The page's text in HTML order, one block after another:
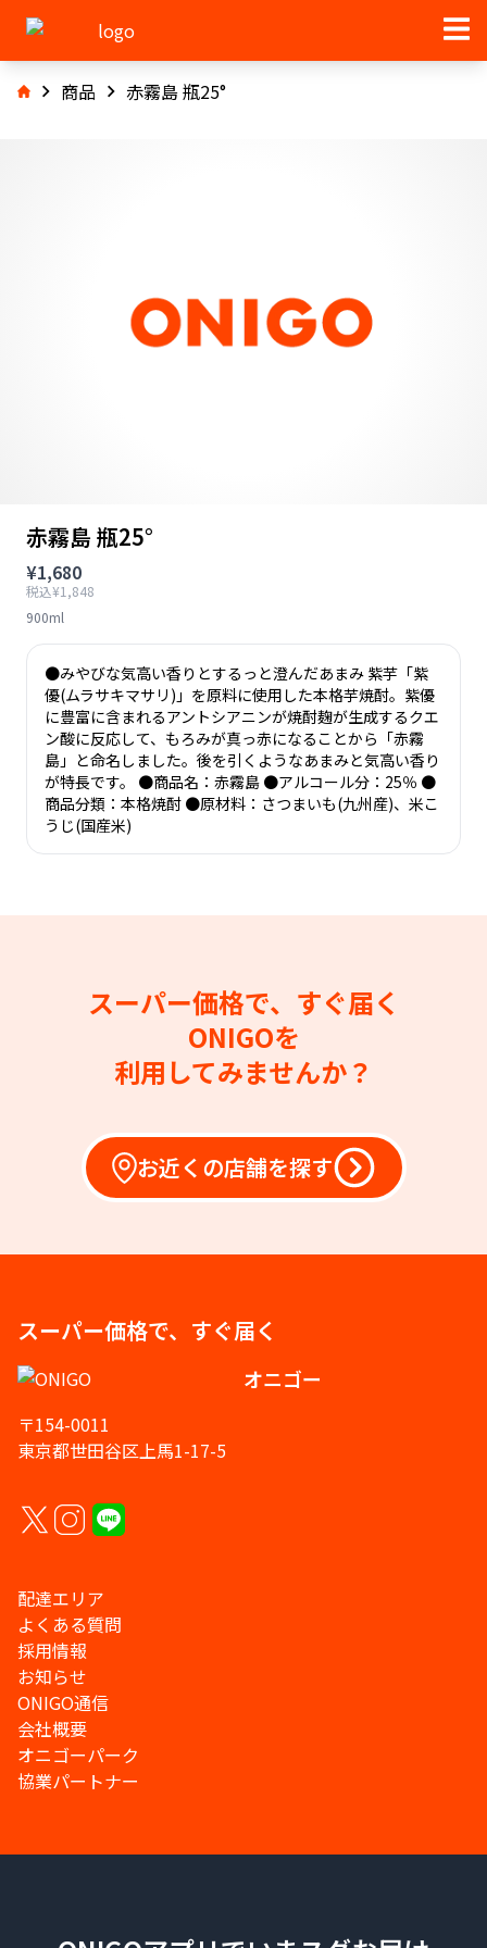
商品 赤霧島 瓶25°
赤霧島 瓶25°
¥1,680
税込¥1,848
900ml
●みやびな気高い香りとするっと澄んだあまみ 紫芋「紫
優(ムラサキマサリ)」を原料に使用した本格芋焼酎。紫優
に豊富に含まれるアントシアニンが焼酎麹が生成するクエ
ン酸に反応して、もろみが真っ赤になることから「赤霧
島」と命名しました。後を引くようなあまみと気高い香り
が特長です。 ●商品名：赤霧島 ●アルコール分：25％ ●
商品分類：本格焼酎 ●原材料：さつまいも(九州産)、米こ
うじ(国産米)
スーパー価格で、すぐ届く
ONIGOを
利用してみませんか？
お近くの店舗を探す
スーパー価格で、すぐ届く
オニゴー
〒154-0011
東京都世田谷区上馬1-17-5
配達エリア
よくある質問
採用情報
お知らせ
ONIGO通信
会社概要
オニゴーパーク
協業パートナー